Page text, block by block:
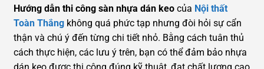
Hướng dẫn thi công sàn nhựa dán keo của Nội thất
Toàn Thắng không quá phức tạp nhưng đòi hỏi sự cẩn
thận và chú ý đến từng chi tiết nhỏ. Bằng cách tuân thủ
cách thực hiện, các lưu ý trên, bạn có thể đảm bảo nhựa